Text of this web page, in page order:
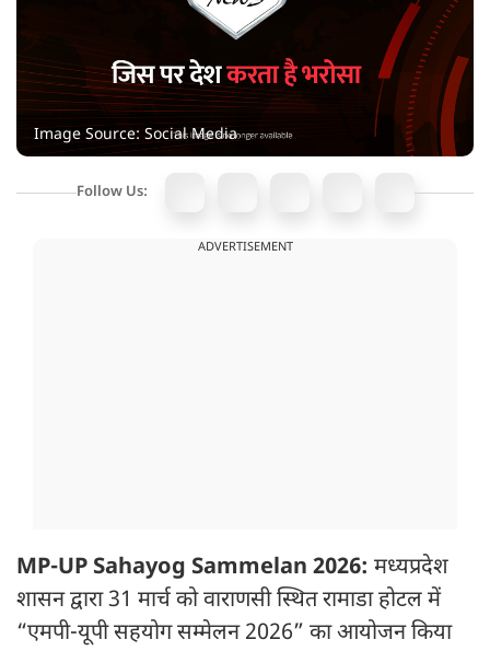
Image Source: Social Media
Follow Us:
ADVERTISEMENT
MP-UP Sahayog Sammelan 2026: मध्यप्रदेश
शासन द्वारा 31 मार्च को वाराणसी स्थित रामाडा होटल में
“एमपी-यूपी सहयोग सम्मेलन 2026” का आयोजन किया